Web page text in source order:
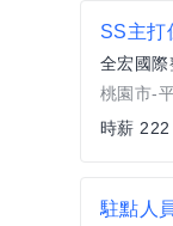
全宏國際
桃園市-
時薪 222
駐點人